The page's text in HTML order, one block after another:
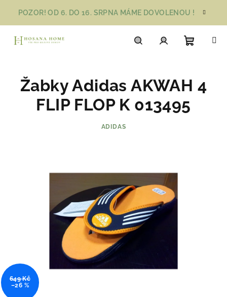
obsah
POZOR! OD 6. DO 16. SRPNA MÁME DOVOLENOU !
košík
Žabky Adidas AKWAH 4
FLIP FLOP K 013495
ADIDAS
649 Kč
–26 %